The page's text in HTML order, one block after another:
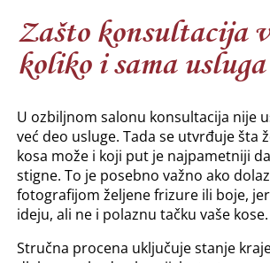
Zašto konsultacija
koliko i sama usluga
U ozbiljnom salonu konsultacija nije
već deo usluge. Tada se utvrđuje šta
kosa može i koji put je najpametniji
stigne. To je posebno važno ako
fotografijom željene frizure ili boje,
ideju, ali ne i polaznu tačku vaše kose.
Stručna procena uključuje stanje